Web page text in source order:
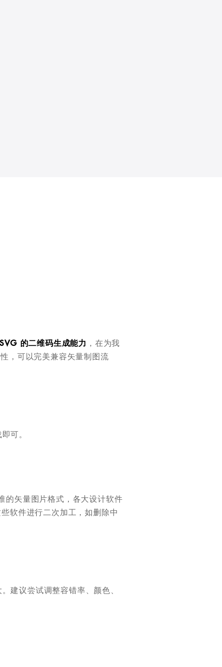
的二维码生成能力 ，在为我
，可以完美兼容矢量制图流
可。
的矢量图片格式，各大设计软件
软件进行二次加工，如删除中
建议尝试调整容错率、颜色、